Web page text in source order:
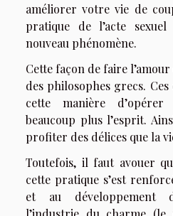
améliorer votre vie de
pratique de l’acte
nouveau phénomène.
Cette façon de faire
des philosophes grecs.
cette manière
beaucoup plus l’esprit.
profiter des délices que la
Toutefois, il faut avouer
cette pratique s’est
et au développement